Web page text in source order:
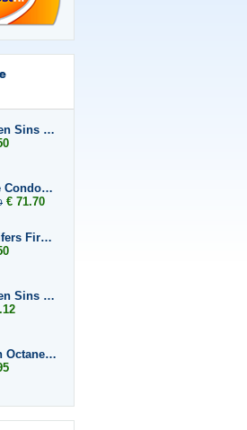
1. Seven Sins Master
2. Safe Condoms Ultra Thin 6x
€ 71.70
3. Lucifers Fire Pussy Tightening Gel
4. Seven Sins Lust 6 x
5. High Octane Spanish Fly